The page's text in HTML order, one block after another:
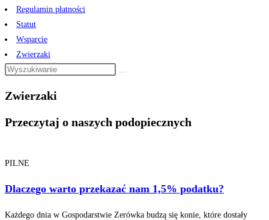
Regulamin płatności
Statut
Wsparcie
Zwierzaki
Zwierzaki
Przeczytaj o naszych podopiecznych
PILNE
Dlaczego warto przekazać nam 1,5% podatku?
Każdego dnia w Gospodarstwie Zerówka budzą się konie, które dostały